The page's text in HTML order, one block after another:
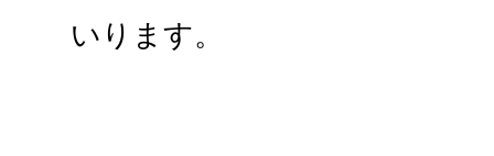
いります。